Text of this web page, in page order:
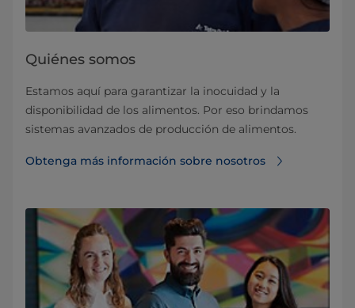
Quiénes somos
Estamos aquí para garantizar la inocuidad y la
disponibilidad de los alimentos. Por eso brindamos
sistemas avanzados de producción de alimentos.
Obtenga más información sobre nosotros